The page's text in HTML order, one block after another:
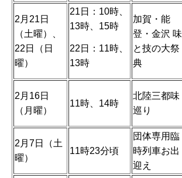
2月21日
（土曜）、
22日（日
曜）
21日：10時、
13時、15時
22日：11時、
13時
加賀・能
登・金沢 味
と技の大祭
典
2月16日
（月曜）
11時、14時
北陸三都味
巡り
2月7日（土
曜）
11時23分頃
団体専用臨
時列車お出
迎え